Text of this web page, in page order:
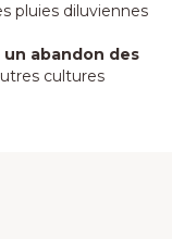
pluies diluviennes
abandon des
cultures